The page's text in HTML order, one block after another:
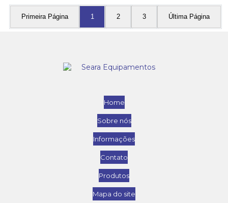
Primeira Página 1 2 3 Última Página
Home
Sobre nós
Informações
Contato
Produtos
Mapa do site